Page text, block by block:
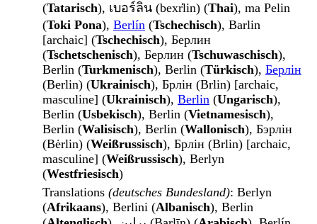
(Tatarisch), เบอร์ลิน (bexr̒lin) (Thai), ma Pelin
(Toki Pona), Berlín (Tschechisch), Barlin
[archaic] (Tschechisch), Берлин
(Tschetschenisch), Берлин (Tschuwaschisch),
Berlin (Turkmenisch), Berlin (Türkisch), Берлін
(Berlin) (Ukrainisch), Брлін (Brlin) [archaic,
masculine] (Ukrainisch), Berlin (Ungarisch),
Berlin (Usbekisch), Berlin (Vietnamesisch),
Berlin (Walisisch), Berlin (Wallonisch), Бэрлін
(Bėrlin) (Weißrussisch), Брлін (Brlin) [archaic,
masculine] (Weißrussisch), Berlyn
(Westfriesisch)
Translations (deutsches Bundesland): Berlyn
(Afrikaans), Berlini (Albanisch), Berlin